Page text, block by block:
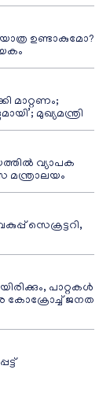
ഉണ്ടാകുമോ?
മാറ്റണം;
മുഖ്യമന്ത്രി
വ്യാപക
മന്ത്രാലയം
സെക്രട്ടറി,
പാറ്റകൾ
കോക്രോച്ച് ജനത